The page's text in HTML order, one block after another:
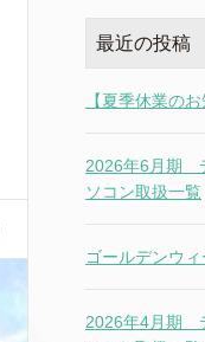
最近の投稿
【夏季休業のお
2026年6月期
ソコン取扱一覧
ゴールデンウ
2026年4月期